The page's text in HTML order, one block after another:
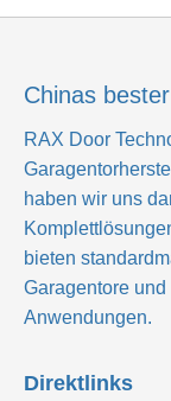
Chinas
RAX Door
haben wir uns
bieten
Garagentore
Anwendungen.
Direktlinks